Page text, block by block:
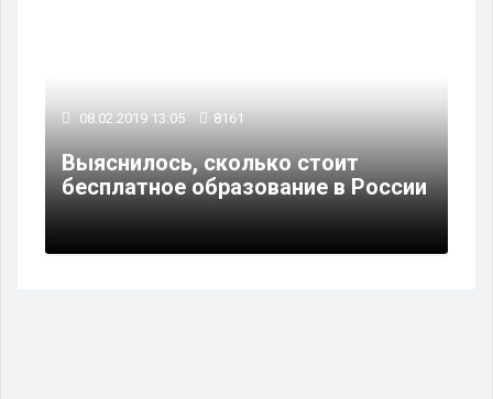
08.02.2019 13:05 8161
Выяснилось, сколько стоит
бесплатное образование в России